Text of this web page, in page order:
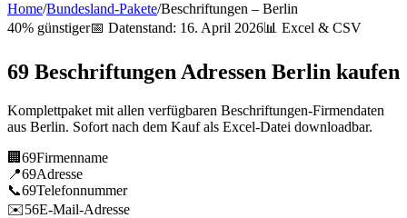
Home/Bundesland-Pakete/Beschriftungen – Berlin
40% günstiger📅 Datenstand: 16. April 2026📊 Excel & CSV
69 Beschriftungen Adressen Berlin kaufen
Komplettpaket mit allen verfügbaren Beschriftungen-Firmendaten
aus Berlin. Sofort nach dem Kauf als Excel-Datei downloadbar.
🏢 69Firmenname
📍69Adresse
📞69Telefonnummer
✉️56E-Mail-Adresse